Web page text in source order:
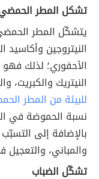
تشكل المطر
يتشكّل المطر
النيتروجين وأكاسيد
الأحفوري؛ لذلك
النيتريك
للبيئة من المطر
نسبة الحموضة في
بالإضافة إلى
والمباني، والتعجيل
تشكّل الضباب